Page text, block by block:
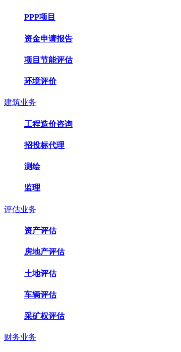
PPP项目
资金申请报告
项目节能评估
环境评价
建筑业务
工程造价咨询
招投标代理
测绘
监理
评估业务
资产评估
房地产评估
土地评估
车辆评估
采矿权评估
财务业务